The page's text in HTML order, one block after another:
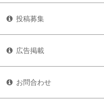
投稿募集
広告掲載
お問合わせ